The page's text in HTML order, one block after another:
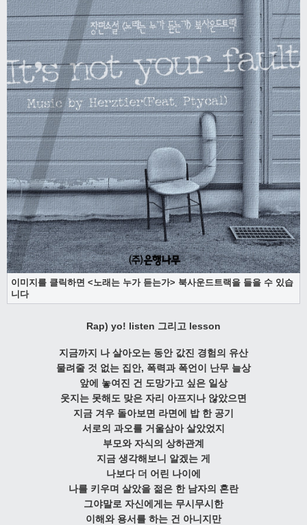
이미지를 클릭하면 <노래는 누가 듣는가> 북사운드트랙을 들을 수 있습
니다
Rap) yo! listen 그리고 lesson
지금까지 나 살아오는 동안 값진 경험의 유산
물려줄 것 없는 집안, 폭력과 폭언이 난무 늘상
앞에 놓여진 건 도망가고 싶은 일상
웃지는 못해도 맞은 자리 아프지나 않았으면
지금 겨우 돌아보면 라면에 밥 한 공기
서로의 과오를 거울삼아 살았었지
부모와 자식의 상하관계
지금 생각해보니 알겠는 게
나보다 더 어린 나이에
나를 키우며 살았을 젊은 한 남자의 혼란
그야말로 자신에게는 무시무시한
이해와 용서를 하는 건 아니지만